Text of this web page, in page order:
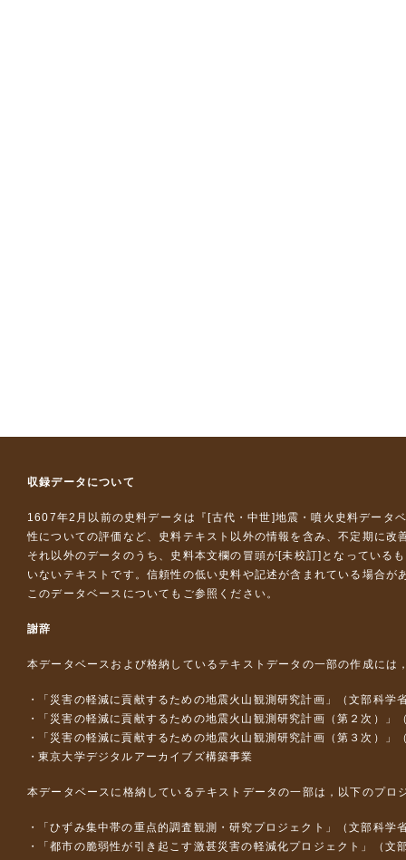
収録データについて
1607年2月以前の史料データは『 [古代・中世]地震・噴火史料データ
性についての評価など、史料テキスト以外の情報を含み、不定期に改
それ以外のデータのうち、史料本文欄の冒頭が[未校訂]となっている
いないテキストです。信頼性の低い史料や記述が含まれている場合が
このデータベースについて もご参照ください。
謝辞
本データベースおよび格納しているテキストデータの一部の作成には
「災害の軽減に貢献するための地震火山観測研究計画」（文部科学
「災害の軽減に貢献するための地震火山観測研究計画（第２次）」
「災害の軽減に貢献するための地震火山観測研究計画（第３次）」
東京大学デジタルアーカイブズ構築事業
本データベースに格納しているテキストデータの一部は，以下のプロ
「ひずみ集中帯の重点的調査観測・研究プロジェクト」（文部科
「都市の脆弱性が引き起こす激甚災害の軽減化プロジェクト」（